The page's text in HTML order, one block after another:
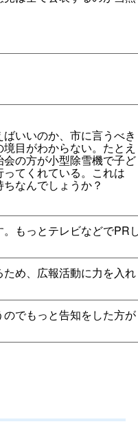
いいのか、市に言うべき
目がわからない。たとえ
の方が小型除雪機で子ど
てくれている。これは
なんでしょうか？
もっとテレビなどでPR
め、広報活動に力を入れ
でもっと告知をした方が